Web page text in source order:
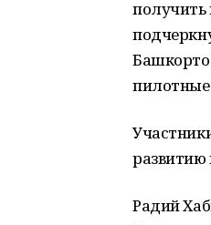
получить
развитию
Радий